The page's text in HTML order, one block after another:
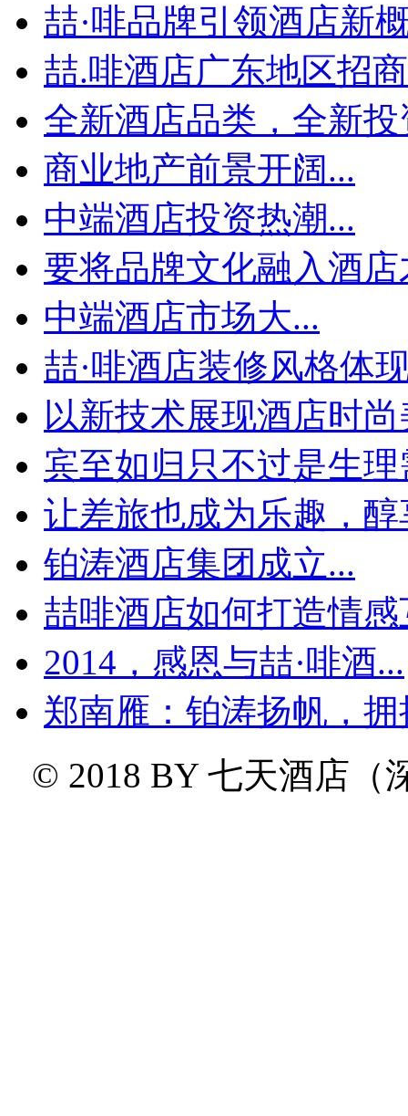
喆·啡品牌引领酒店新
喆.啡酒店广东地区招
全新酒店品类，全新投
商业地产前景开阔...
中端酒店投资热潮...
要将品牌文化融入酒店
中端酒店市场大...
喆·啡酒店装修风格体
以新技术展现酒店时
宾至如归只不过是生理
让差旅也成为乐趣，醇
铂涛酒店集团成立...
喆啡酒店如何打造情感
2014，感恩与喆·啡酒...
郑南雁：铂涛扬帆，
© 2018 BY 七天酒店（